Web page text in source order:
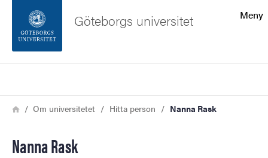
Sidfoten
Meny
Göteborgs universitet
Länkstig
HemOm universitetet Hitta person Nanna Rask
Nanna Rask